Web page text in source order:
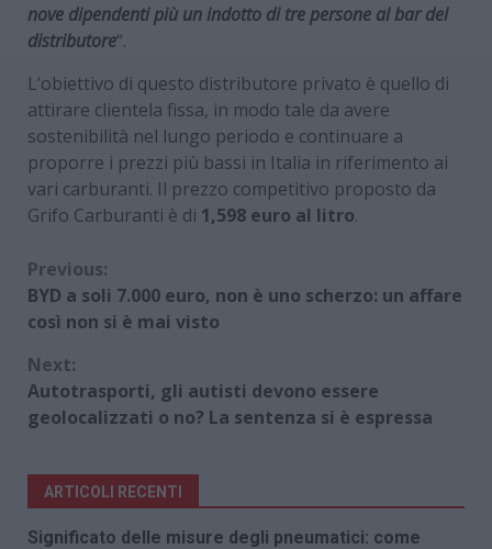
nove dipendenti più un indotto di tre persone al bar del
distributore“.
L’obiettivo di questo distributore privato è quello di
attirare clientela fissa, in modo tale da avere
sostenibilità nel lungo periodo e continuare a
proporre i prezzi più bassi in Italia in riferimento ai
vari carburanti. Il prezzo competitivo proposto da
Grifo Carburanti è di 1,598 euro al litro.
Continue
Reading
Previous:
BYD a soli 7.000 euro, non è uno scherzo: un affare
così non si è mai visto
Next:
Autotrasporti, gli autisti devono essere
geolocalizzati o no? La sentenza si è espressa
ARTICOLI RECENTI
Significato delle misure degli pneumatici: come